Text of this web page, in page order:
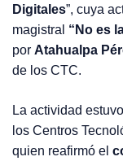
Digitales”, cuya
magistral “No es
porAtahualpa
de los CTC.
La actividad
los Centros
quien reafirmó el